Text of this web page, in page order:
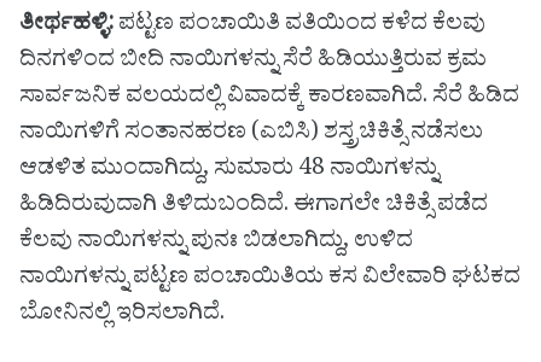
ತೀರ್ಥಹಳ್ಳಿ:ಪಟ್ಟಣ ಪಂಚಾಯಿತಿ ವತಿಯಿಂದ ಕಳೆದ ಕೆಲವು
ದಿನಗಳಿಂದ ಬೀದಿ ನಾಯಿಗಳನ್ನು ಸೆರೆ ಹಿಡಿಯುತ್ತಿರುವ ಕ್ರಮ
ಸಾರ್ವಜನಿಕ ವಲಯದಲ್ಲಿ ವಿವಾದಕ್ಕೆ ಕಾರಣವಾಗಿದೆ. ಸೆರೆ ಹಿಡಿದ
ನಾಯಿಗಳಿಗೆ ಸಂತಾನಹರಣ (ಎಬಿಸಿ) ಶಸ್ತ್ರಚಿಕಿತ್ಸೆ ನಡೆಸಲು
ಆಡಳಿತ ಮುಂದಾಗಿದ್ದು, ಸುಮಾರು 48 ನಾಯಿಗಳನ್ನು
ಹಿಡಿದಿರುವುದಾಗಿ ತಿಳಿದುಬಂದಿದೆ. ಈಗಾಗಲೇ ಚಿಕಿತ್ಸೆ ಪಡೆದ
ಕೆಲವು ನಾಯಿಗಳನ್ನು ಪುನಃ ಬಿಡಲಾಗಿದ್ದು, ಉಳಿದ
ನಾಯಿಗಳನ್ನು ಪಟ್ಟಣ ಪಂಚಾಯಿತಿಯ ಕಸ ವಿಲೇವಾರಿ ಘಟಕದ
ಬೋನಿನಲ್ಲಿ ಇರಿಸಲಾಗಿದೆ.